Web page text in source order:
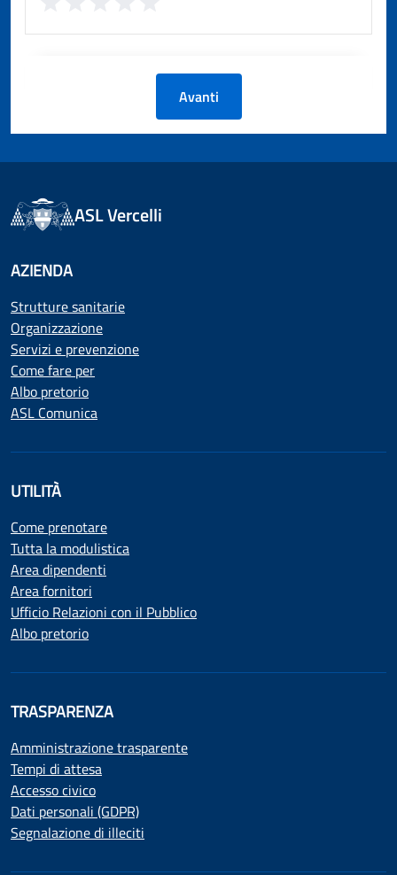
Avanti
ASL Vercelli
AZIENDA
Strutture sanitarie
Organizzazione
Servizi e prevenzione
Come fare per
Albo pretorio
ASL Comunica
UTILITÀ
Come prenotare
Tutta la modulistica
Area dipendenti
Area fornitori
Ufficio Relazioni con il Pubblico
Albo pretorio
TRASPARENZA
Amministrazione trasparente
Tempi di attesa
Accesso civico
Dati personali (GDPR)
Segnalazione di illeciti